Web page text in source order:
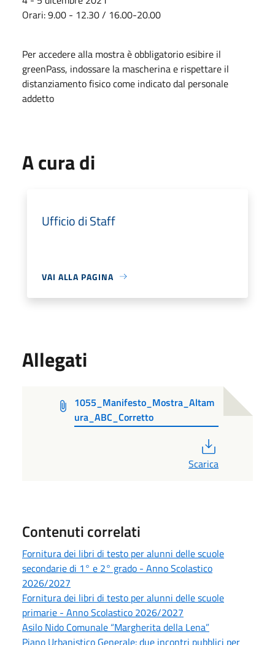
Orari: 9.00 - 12.30 / 16.00-20.00
Per accedere alla mostra è obbligatorio esibire il
greenPass, indossare la mascherina e rispettare il
distanziamento fisico come indicato dal personale
addetto
A cura di
Ufficio di Staff
VAI ALLA PAGINA
Allegati
1055_Manifesto_Mostra_Altam
ura_ABC_Corretto
Scarica
Contenuti correlati
Fornitura dei libri di testo per alunni delle scuole
secondarie di 1° e 2° grado - Anno Scolastico
2026/2027
Fornitura dei libri di testo per alunni delle scuole
primarie - Anno Scolastico 2026/2027
Asilo Nido Comunale “Margherita della Lena”
Piano Urbanistico Generale: due incontri pubblici per